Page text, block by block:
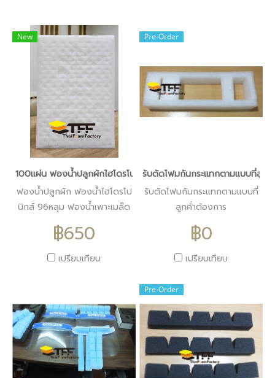
New
100แผ่น ฟองน้ำปลูกผักไฮโดรโปนิกส์
ฟองน้ำปลูกผัก ฟองน้ำไฮโดรโป
นิกส์ 96หลุม ฟองน้ำเพาะเมล็ด
ผักไฮโดรโปนิกส์ เนื้อละเอียด อุ้ม
น้ำได้ดี
฿650
เปรียบเทียบ
Pre-Order
รับตัดโฟมกันกระแทกตามแบบที่ลูกค้่
รับตัดโฟมกันกระแทกตามแบบที่
ลูกค้่าต้องการ
฿0
เปรียบเทียบ
Pre-Order